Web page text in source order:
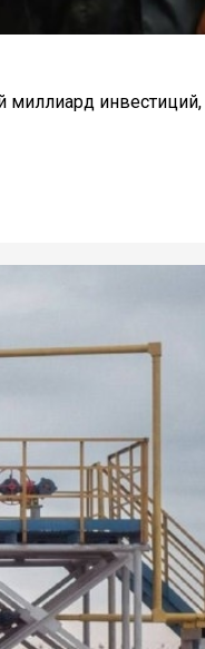
миллиард инвестиций,